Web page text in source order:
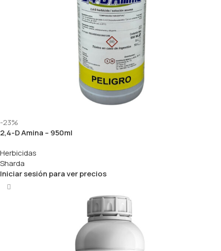
-23%
2,4-D Amina – 950ml
Herbicidas
Sharda
Iniciar sesión para ver precios